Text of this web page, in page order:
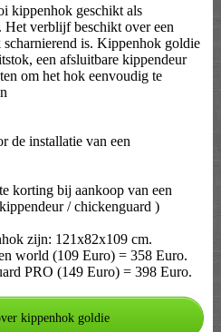
kippenhok geschikt als
verblijf beschikt over een
is. Kippenhok goldie
een afsluitbare kippendeur
om het hok eenvoudig te
de installatie van een
korting bij aankoop van een
/ chickenguard )
zijn: 121x82x109 cm.
world (109 Euro) = 358 Euro.
PRO (149 Euro) = 398 Euro.
kippenhok goldie